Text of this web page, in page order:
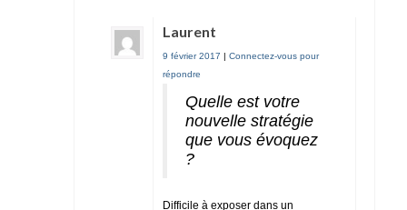
Laurent
9 février 2017 | Connectez-vous pour
répondre
Quelle est votre
nouvelle stratégie
que vous évoquez
?
Difficile à exposer dans un